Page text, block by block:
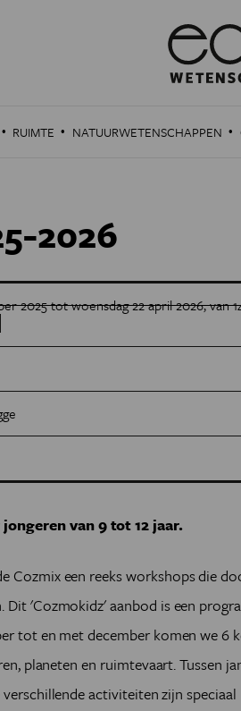
· RUIMTE · NATUURWETENSCHAPPEN ·
2026
2025 tot woensdag 22 april 2026, van
van 9 tot 12 jaar.
Cozmix een reeks workshops die
Dit 'Cozmokidz' aanbod is een
tot en met december komen we 6
planeten en ruimtevaart. Tussen
activiteiten zijn speciaal